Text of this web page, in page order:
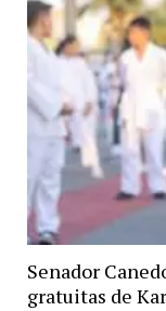
Senador
gratuitas de